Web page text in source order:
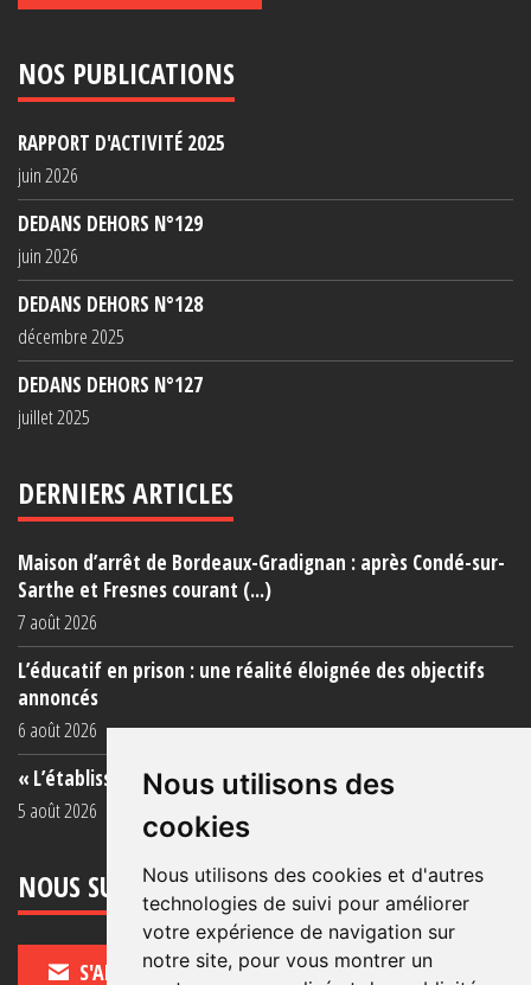
Nous utilisons des
cookies
Nous utilisons des cookies et d'autres
technologies de suivi pour améliorer
votre expérience de navigation sur
notre site, pour vous montrer un
NOS PUBLICATIONS
RAPPORT D'ACTIVITÉ 2025
juin 2026
DEDANS DEHORS N°129
juin 2026
DEDANS DEHORS N°128
décembre 2025
DEDANS DEHORS N°127
juillet 2025
DERNIERS ARTICLES
Maison d’arrêt de Bordeaux-Gradignan : après Condé-sur-
Sarthe et Fresnes courant (...)
7 août 2026
L’éducatif en prison : une réalité éloignée des objectifs
annoncés
6 août 2026
« L’établissement est une porcherie totale »
5 août 2026
NOUS SUIVRE
S'ABONNER